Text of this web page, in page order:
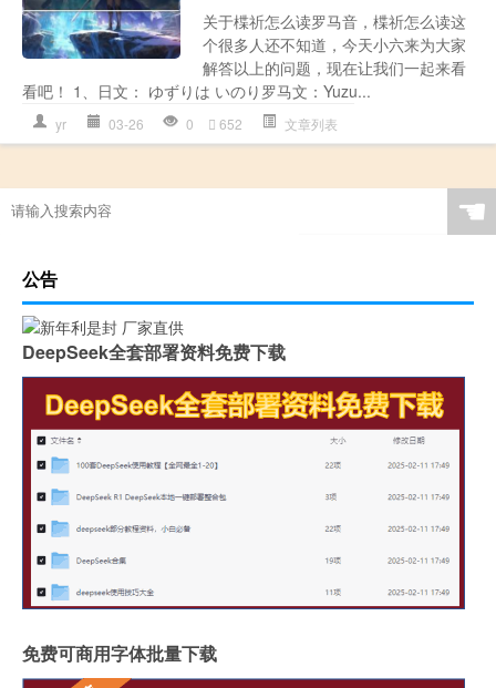
关于楪祈怎么读罗马音，楪祈怎么读这
个很多人还不知道，今天小六来为大家
解答以上的问题，现在让我们一起来看
看吧！ 1、日文： ゆずりは いのり罗马文：Yuzu...
yr 03-26 0 652 文章列表
☚
公告
DeepSeek全套部署资料免费下载
免费可商用字体批量下载